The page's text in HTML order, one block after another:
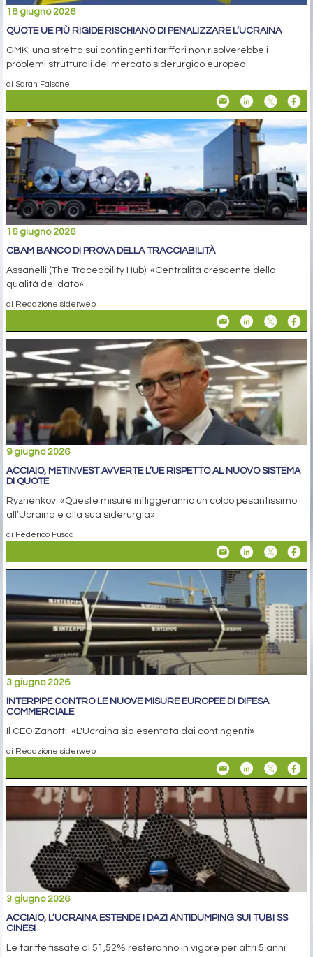
18 giugno 2026
QUOTE UE PIÙ RIGIDE RISCHIANO DI PENALIZZARE L’UCRAINA
GMK: una stretta sui contingenti tariffari non risolverebbe i
problemi strutturali del mercato siderurgico europeo
di Sarah Falsone
16 giugno 2026
CBAM BANCO DI PROVA DELLA TRACCIABILITÀ
Assanelli (The Traceability Hub): «Centralità crescente della
qualità del dato»
di Redazione siderweb
9 giugno 2026
ACCIAIO, METINVEST AVVERTE L’UE RISPETTO AL NUOVO SISTEMA
DI QUOTE
Ryzhenkov: «Queste misure infliggeranno un colpo pesantissimo
all’Ucraina e alla sua siderurgia»
di Federico Fusca
3 giugno 2026
INTERPIPE CONTRO LE NUOVE MISURE EUROPEE DI DIFESA
COMMERCIALE
Il CEO Zanotti: «L'Ucraina sia esentata dai contingenti»
di Redazione siderweb
3 giugno 2026
ACCIAIO, L’UCRAINA ESTENDE I DAZI ANTIDUMPING SUI TUBI SS
CINESI
Le tariffe fissate al 51,52% resteranno in vigore per altri 5 anni